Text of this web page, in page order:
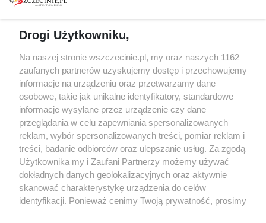
Spacery i oprowadzania
targi
Wernisaże
Więcej
Specjalny koncert z okazji
20. urodzin portalu
wSzczecinie.pl
Regulamin konkursów
śniadaniówka "Hej
Szczecin! Jest piątek!"
Partnerzy
Praca Szczecin
Drogi Użytkowniku,
Na naszej stronie wszczecinie.pl, my oraz naszych 1162
zaufanych partnerów uzyskujemy dostęp i przechowujemy
informacje na urządzeniu oraz przetwarzamy dane
osobowe, takie jak unikalne identyfikatory, standardowe
informacje wysyłane przez urządzenie czy dane
przeglądania w celu zapewniania spersonalizowanych
reklam, wybór spersonalizowanych treści, pomiar reklam i
treści, badanie odbiorców oraz ulepszanie usług. Za zgodą
Użytkownika my i Zaufani Partnerzy możemy używać
dokładnych danych geolokalizacyjnych oraz aktywnie
skanować charakterystykę urządzenia do celów
identyfikacji. Ponieważ cenimy Twoją prywatność, prosimy